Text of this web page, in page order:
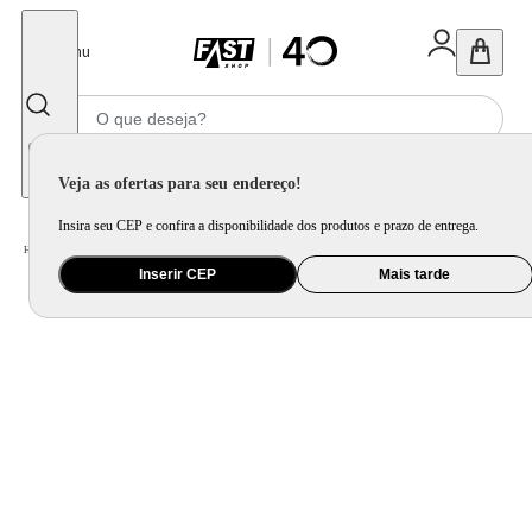
Menu
Veja as ofertas para seu endereço!
Insira seu CEP e confira a disponibilidade dos produtos e prazo de entrega.
Inserir CEP Mais tarde
Home